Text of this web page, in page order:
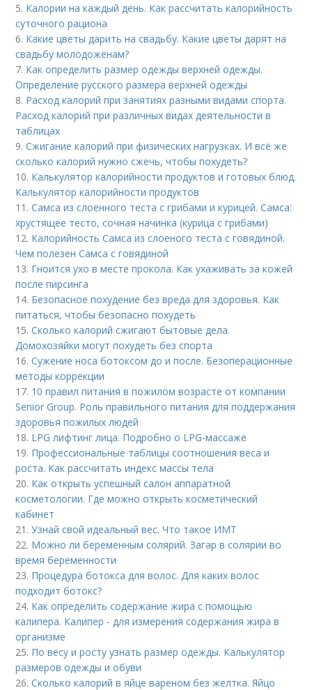
5. Калории на каждый день. Как рассчитать калорийность
суточного рациона
6. Какие цветы дарить на свадьбу. Какие цветы дарят на
свадьбу молодожёнам?
7. Как определить размер одежды верхней одежды.
Определение русского размера верхней одежды
8. Расход калорий при занятиях разными видами спорта.
Расход калорий при различных видах деятельности в
таблицах
9.Сжигание калорий при физических нагрузках. И всё же
сколько калорий нужно сжечь, чтобы похудеть?
10. Калькулятор калорийности продуктов и готовых блюд.
Калькулятор калорийности продуктов
11.Самса из слоенного теста с грибами и курицей. Самса:
хрустящее тесто, сочная начинка (курица с грибами)
12. Калорийность Самса из слоеного теста с говядиной.
Чем полезен Самса с говядиной
13. Гноится ухо в месте прокола. Как ухаживать за кожей
после пирсинга
14. Безопасное похудение без вреда для здоровья. Как
питаться, чтобы безопасно похудеть
15.Сколько калорий сжигают бытовые дела.
Домохозяйки могут похудеть без спорта
16.Сужение носа ботоксом до и после. Безоперационные
методы коррекции
17. 10 правил питания в пожилом возрасте от компании
Senior Group. Роль правильного питания для поддержания
здоровья пожилых людей
18. LPG лифтинг лица. Подробно о LPG-массаже
19. Профессиональные таблицы соотношения веса и
роста. Как рассчитать индекс массы тела
20. Как открыть успешный салон аппаратной
косметологии. Где можно открыть косметический
кабинет
21.Узнай свой идеальный вес. Что такое ИМТ
22. Можно ли беременным солярий. Загар в солярии во
время беременности
23. Процедура ботокса для волос. Для каких волос
подходит ботокс?
24. Как определить содержание жира с помощью
калипера. Калипер - для измерения содержания жира в
организме
25. По весу и росту узнать размер одежды. Калькулятор
размеров одежды и обуви
26.Сколько калорий в яйце вареном без желтка. Яйцо